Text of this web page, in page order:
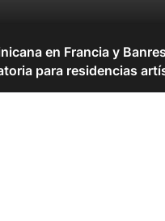
en Francia y
para residencias